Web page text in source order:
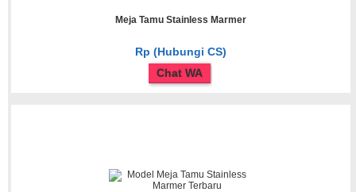
Meja Tamu Stainless Marmer
Rp (Hubungi CS)
Chat WA